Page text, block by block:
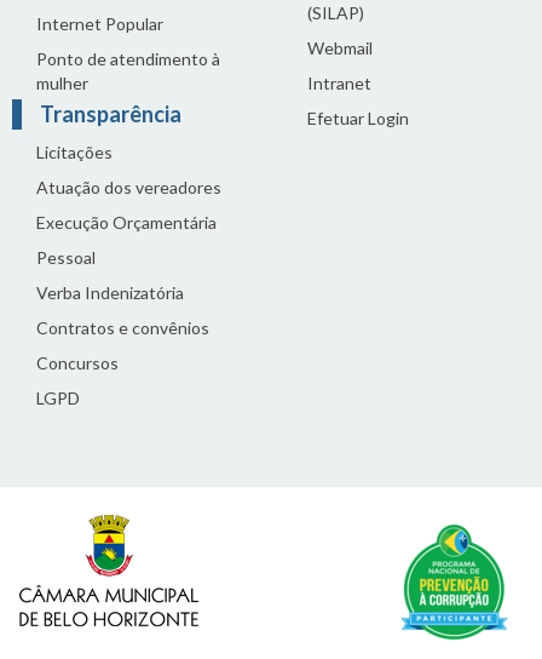
Internet Popular
Ponto de atendimento à
mulher
Transparência
Licitações
Atuação dos vereadores
Execução Orçamentária
Pessoal
Verba Indenizatória
Contratos e convênios
Concursos
LGPD
(SILAP)
Webmail
Intranet
Efetuar Login